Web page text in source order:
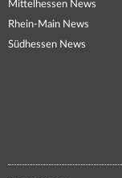
Mittelhessen News
Rhein-Main News
Südhessen News